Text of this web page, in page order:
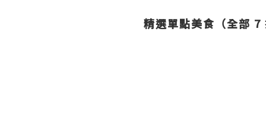
精選單點美食（全部 7